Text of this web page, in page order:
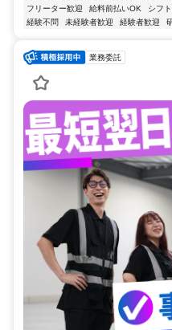
フリーター歓迎
給料前払いOK シフ
経験不問
未経験者歓迎 経験者歓迎
業務委託